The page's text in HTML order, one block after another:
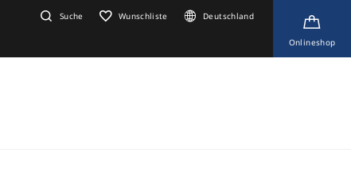
Suche Wunschliste Deutschland
Onlineshop